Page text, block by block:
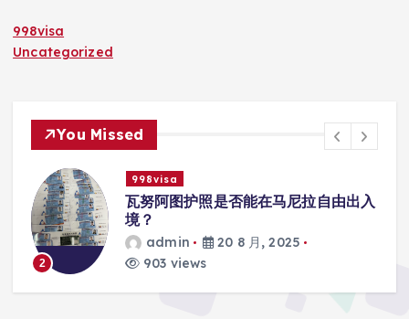
998visa
Uncategorized
You Missed
3
998visa
瓦努阿图护照是否能在马尼拉使用国际
学校的注册？
admin
20 8 月, 2025
818 views